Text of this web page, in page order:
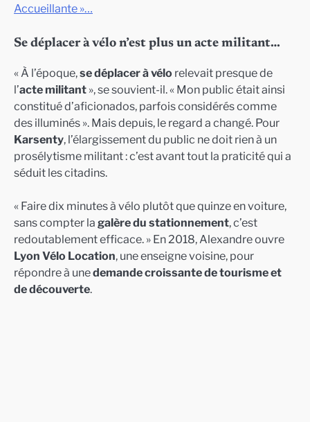
Accueillante »…
Se déplacer à vélo n’est plus un acte militant…
« À l’époque,se déplacer à vélo relevait presque de
l’acte militant », se souvient-il. « Mon public était ainsi
constitué d’aficionados, parfois considérés comme
des illuminés ». Mais depuis, le regard a changé. Pour
Karsenty, l’élargissement du public ne doit rien à un
prosélytisme militant : c’est avant tout la praticité qui a
séduit les citadins.
« Faire dix minutes à vélo plutôt que quinze en voiture,
sans compter la galère du stationnement, c’est
redoutablement efficace. » En 2018, Alexandre ouvre
Lyon Vélo Location, une enseigne voisine, pour
répondre à unedemande croissante de tourisme et
de découverte.